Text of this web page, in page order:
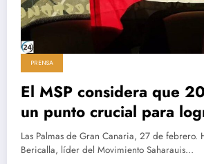
PRENSA
El MSP considera que
un punto crucial para
en el Sáhara, a pesar de
no lo priorice.
Las Palmas de Gran Canaria, 27 de febrero.
Bericalla, líder del Movimiento Saharauis…